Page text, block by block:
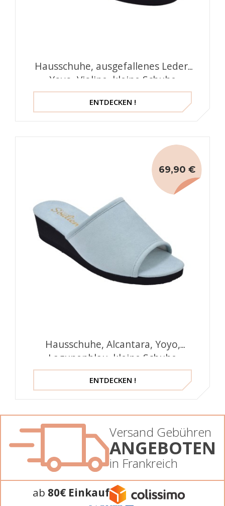
Hausschuhe, ausgefallenes Leder,
Yoyo, Violine, kleine Schuhe
ENTDECKEN !
Hausschuhe, Alcantara, Yoyo,
Lagunenblau, kleine Schuhe
69,90 €
ENTDECKEN !
Versand Gebühren
ANGEBOTEN
in Frankreich
ab 80€ Einkauf